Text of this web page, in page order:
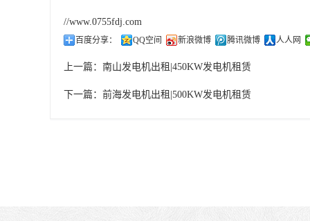
//www.0755fdj.com
百度分享： QQ空间 新浪微博 腾讯微博 人人网
上一篇： 南山发电机出租|450KW发电机租赁
下一篇： 前海发电机出租|500KW发电机租赁